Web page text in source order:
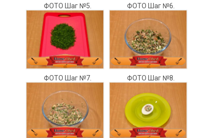
ФОТО Шаг №5. ФОТО Шаг №6.
ФОТО Шаг №7. ФОТО Шаг №8.